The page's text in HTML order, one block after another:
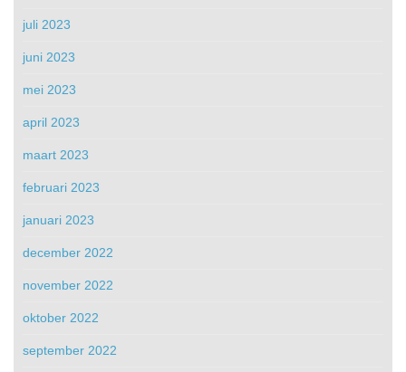
juli 2023
juni 2023
mei 2023
april 2023
maart 2023
februari 2023
januari 2023
december 2022
november 2022
oktober 2022
september 2022